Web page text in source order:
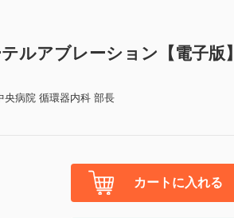
ルアブレーション【電子版】
央病院 循環器内科 部長
カートに入れる